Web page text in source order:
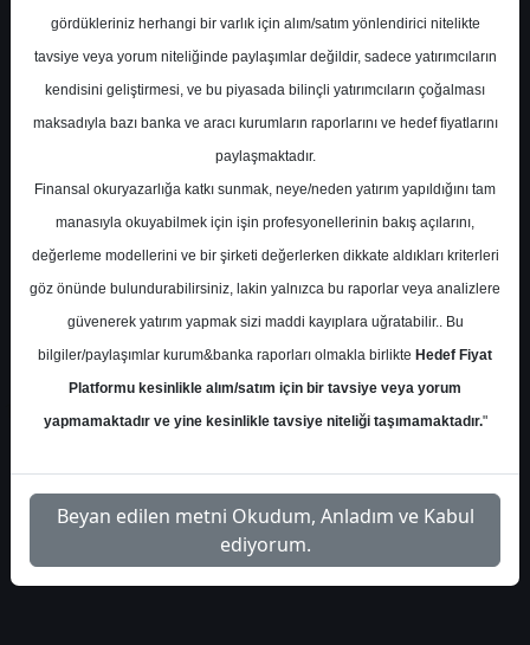
1
garanti-bbva-bankacilik-
verileri-mart
İlgili
Dosyayı İndir
gördükleriniz herhangi bir varlık için alım/satım yönlendirici nitelikte
tavsiye veya yorum niteliğinde paylaşımlar değildir, sadece yatırımcıların
kendisini geliştirmesi, ve bu piyasada bilinçli yatırımcıların çoğalması
maksadıyla bazı banka ve aracı kurumların raporlarını ve hedef fiyatlarını
paylaşmaktadır.
Finansal okuryazarlığa katkı sunmak, neye/neden yatırım yapıldığını tam
manasıyla okuyabilmek için işin profesyonellerinin bakış açılarını,
değerleme modellerini ve bir şirketi değerlerken dikkate aldıkları kriterleri
göz önünde bulundurabilirsiniz, lakin yalnızca bu raporlar veya analizlere
güvenerek yatırım yapmak sizi maddi kayıplara uğratabilir.. Bu
bilgiler/paylaşımlar kurum&banka raporları olmakla birlikte Hedef Fiyat
Platformu kesinlikle alım/satım için bir tavsiye veya yorum
yapmamaktadır ve yine kesinlikle tavsiye niteliği taşımamaktadır."
Beyan edilen metni Okudum, Anladım ve Kabul
ediyorum.